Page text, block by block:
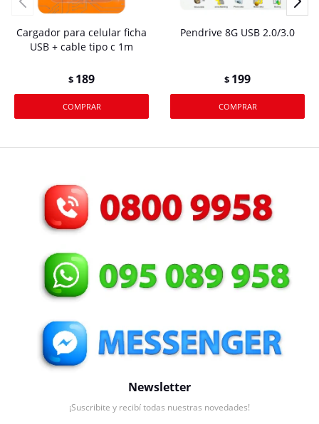
Cargador para celular ficha
USB + cable tipo c 1m
$ 189
Pendrive 8G USB 2.0/3.0
$ 199
Newsletter
¡Suscribite y recibí todas nuestras novedades!